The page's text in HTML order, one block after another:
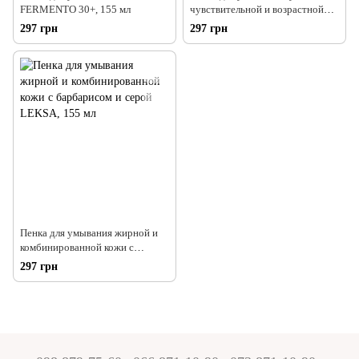
FERMENTO 30+, 155 мл
297 грн
чувствительной и возрастной
кожи ANGUSTA, 155 мл
297 грн
Пенка для умывания жирной и
комбинированной кожи с
барбарисом и серой LEKSA, 155
297 грн